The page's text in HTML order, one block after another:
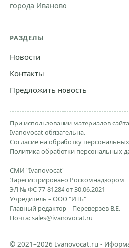
города Иваново
РАЗДЕЛЫ
Новости
Контакты
Предложить новость
При использовании материалов
Ivanovocat обязательна.
Согласие на обработку
Политика обработки персональных
СМИ "Ivanovocat"
Зарегистрировано Роскомнадзором
ЭЛ № ФС 77-81284 от 30.06.2021
Учредитель – ООО "ИТБ"
Главный редактор – Переверзев В.Е.
Почта:sales@ivanovocat.ru
© 2021–2026 Ivanovocat.ru -